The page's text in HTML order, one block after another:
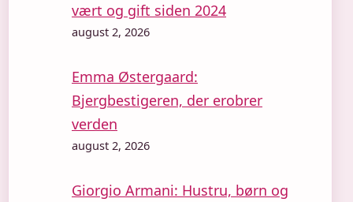
vært og gift siden 2024
august 2, 2026
Emma Østergaard:
Bjergbestigeren, der erobrer
verden
august 2, 2026
Giorgio Armani: Hustru, børn og